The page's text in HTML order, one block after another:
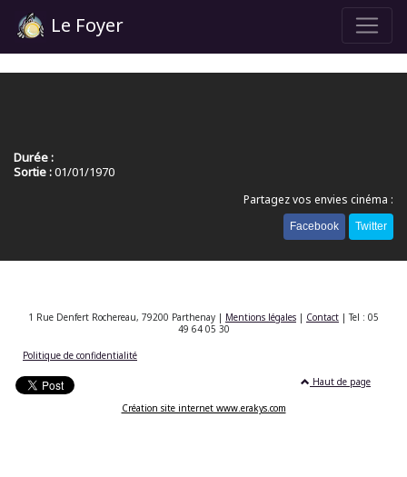
Le Foyer
Durée :
Sortie :01/01/1970
Partagez vos envies cinéma :
Facebook Twitter
1 Rue Denfert Rochereau, 79200 Parthenay | Mentions légales | Contact | Tel : 05
49 64 05 30
Politique de confidentialité
Haut de page
Création site internet www.erakys.com